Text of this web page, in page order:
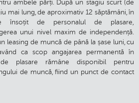
ambele părți. După un stagiu scurt (de
mai lung, de aproximativ 12 săptămâni, în
însoțit de personalul de plasare,
unui nivel maxim de independență.
leasing de muncă de până la șase luni, cu
ca scop angajarea permanentă în
plasare rămâne disponibil pentru
de muncă, fiind un punct de contact